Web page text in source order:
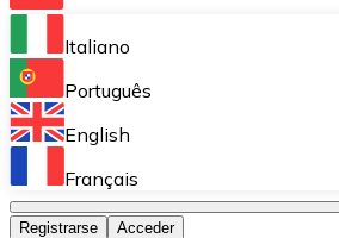
Bitnovo Ramp
Integra nuestra solución en tu
Bitnovo Giftcards
Bitnovo OTC
Italiano
Português
English
Français
Registrarse Acceder